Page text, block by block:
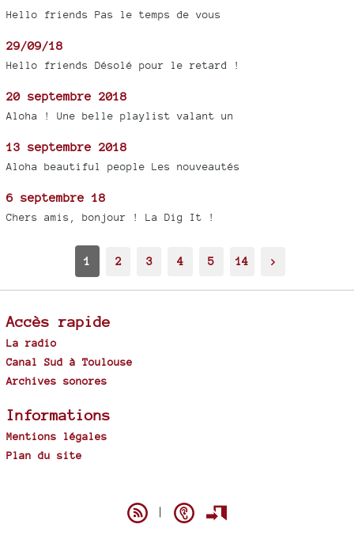
Hello friends Pas le temps de vous
29/09/18
Hello friends Désolé pour le retard !
20 septembre 2018
Aloha ! Une belle playlist valant un
13 septembre 2018
Aloha beautiful people Les nouveautés
6 septembre 18
Chers amis, bonjour ! La Dig It !
1 2 3 4 5 14 >
Accès rapide
La radio
Canal Sud à Toulouse
Archives sonores
Informations
Mentions légales
Plan du site
|